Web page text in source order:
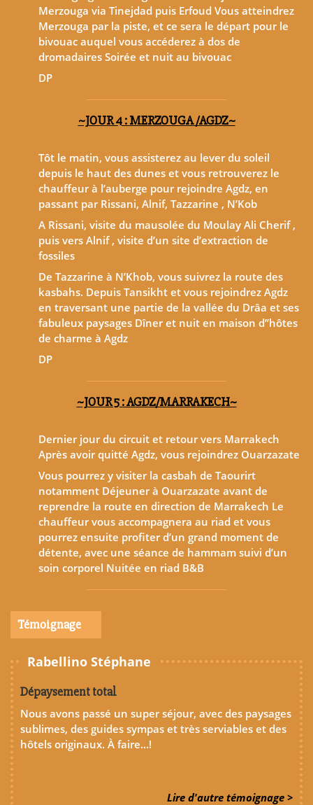
Merzouga via Tinejdad puis Erfoud Vous atteindrez
Merzouga par la piste, et ce sera le départ pour le
bivouac auquel vous accéderez à dos de
dromadaires Soirée et nuit au bivouac
DP
~JOUR 4 : MERZOUGA /AGDZ~
Tôt le matin, vous assisterez au lever du soleil
depuis le haut des dunes et vous retrouverez le
chauffeur à l’auberge pour rejoindre Agdz, en
passant par Rissani, Alnif, Tazzarine , N’Kob
A Rissani, visite du mausolée du Moulay Ali Cherif ,
puis vers Alnif , visite d’un site d’extraction de
fossiles
De Tazzarine à N’Khob, vous suivrez la route des
kasbahs. Depuis Tansikht et vous rejoindrez Agdz
en traversant une partie de la vallée du Drâa et ses
fabuleux paysages Dîner et nuit en maison d’’hôtes
de charme à Agdz
DP
~JOUR 5 : AGDZ/MARRAKECH~
Dernier jour du circuit et retour vers Marrakech
Après avoir quitté Agdz, vous rejoindrez Ouarzazate
Vous pourrez y visiter la casbah de Taourirt
notamment Déjeuner à Ouarzazate avant de
reprendre la route en direction de Marrakech Le
chauffeur vous accompagnera au riad et vous
pourrez ensuite profiter d’un grand moment de
détente, avec une séance de hammam suivi d’un
soin corporel Nuitée en riad B&B
Témoignage
Rabellino Stéphane
Dépaysement total
Nous avons passé un super séjour, avec des paysages
sublimes, des guides sympas et très serviables et des
hôtels originaux. À faire...!
Lire d'autre témoignage >